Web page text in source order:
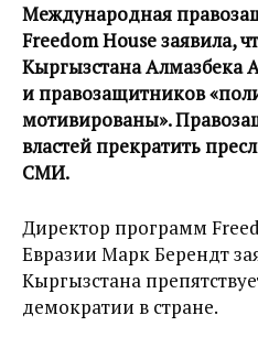
Международная
Freedom House заявила,
Кыргызстана Алмазбека
и правозащитников
мотивированы».
властей прекратить
СМИ.
Директор программ
Евразии Марк Берендт
Кыргызстана
демократии в стране.